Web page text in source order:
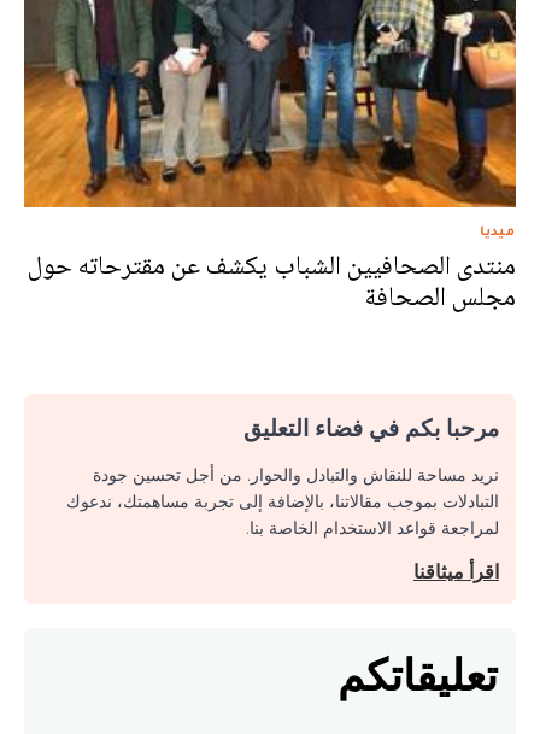
ميديا
منتدى الصحافيين الشباب يكشف عن مقترحاته حول
مجلس الصحافة
مرحبا بكم في فضاء التعليق
نريد مساحة للنقاش والتبادل والحوار. من أجل تحسين جودة
التبادلات بموجب مقالاتنا، بالإضافة إلى تجربة مساهمتك، ندعوك
لمراجعة قواعد الاستخدام الخاصة بنا.
اقرأ ميثاقنا
تعليقاتكم